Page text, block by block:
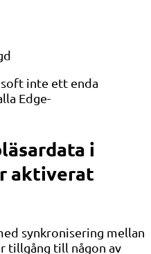
inte ett enda
Edge-
i
aktiverat
synkronisering mellan
tillgång till någon av